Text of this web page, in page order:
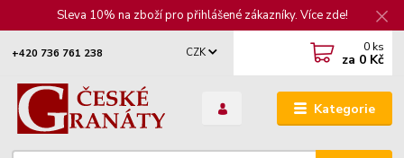
Sleva 10% na zboží pro přihlášené zákazníky. Více zde!
Kategorie
CZK
+420 736 761 238 0 ks
za 0 Kč